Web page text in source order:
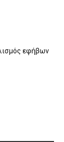
εφήβων